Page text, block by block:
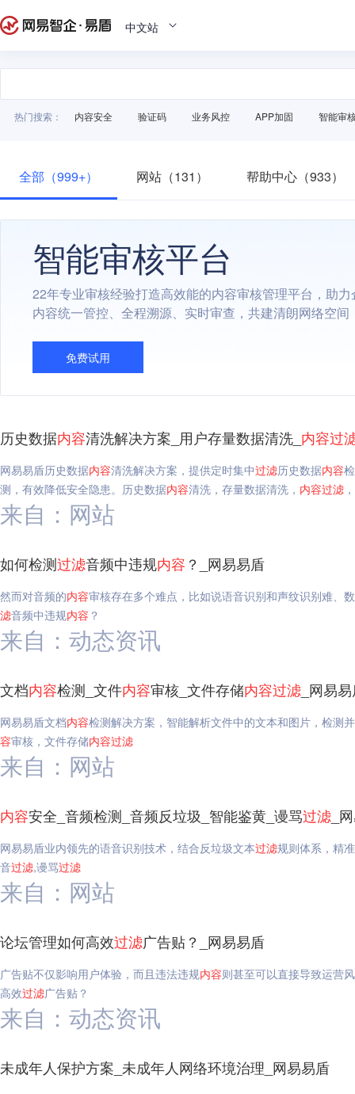
中文站
热门搜索： 内容安全 验证码 业务风控 APP加固 智能审
全部（999+） 网站（131） 帮助中心（933）
智能审核平台
22年专业审核经验打造高效能的内容审核管理平台，助
内容统一管控、全程溯源、实时审查，共建清朗网络空间
免费试用
历史数据内容清洗解决方案_用户存量数据清洗_ 内容过
网易易盾历史数据内容清洗解决方案，提供定时集中过滤历史数据内容
测，有效降低安全隐患。历史数据内容清洗，存量数据清洗， 内容过滤
来自：网站
如何检测过滤音频中违规内容 ？_网易易盾
然而对音频的内容审核存在多个难点，比如说语音识别和声纹识别难、
滤音频中违规内容 ？
来自：动态资讯
文档内容检测_文件内容审核_文件存储内容过滤 _网易
网易易盾文档内容检测解决方案，智能解析文件中的文本和图片，检测并
容审核，文件存储内容过滤
来自：网站
内容安全_音频检测_音频反垃圾_智能鉴黄_谩骂过滤 _
网易易盾业内领先的语音识别技术，结合反垃圾文本过滤规则体系，精
音过滤,谩骂过滤
来自：网站
论坛管理如何高效过滤广告贴？_网易易盾
广告贴不仅影响用户体验，而且违法违规内容则甚至可以直接导致运营
高效过滤广告贴？
来自：动态资讯
未成年人保护方案_未成年人网络环境治理_网易易盾